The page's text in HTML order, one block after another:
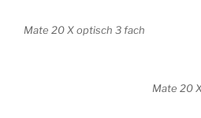
Mate 20 X optisch 3 fach
Mate 20